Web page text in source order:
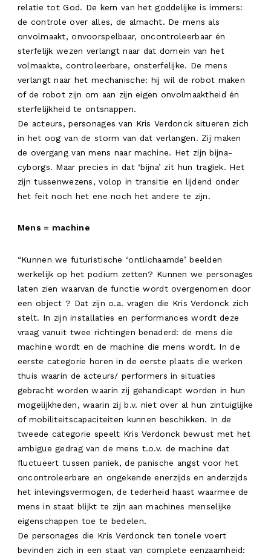
relatie tot God. De kern van het goddelijke is immers:
de controle over alles, de almacht. De mens als
onvolmaakt, onvoorspelbaar, oncontroleerbaar én
sterfelijk wezen verlangt naar dat domein van het
volmaakte, controleerbare, onsterfelijke. De mens
verlangt naar het mechanische: hij wil de robot maken
of de robot zijn om aan zijn eigen onvolmaaktheid én
sterfelijkheid te ontsnappen.
De acteurs, personages van Kris Verdonck situeren zich
in het oog van de storm van dat verlangen. Zij maken
de overgang van mens naar machine. Het zijn bijna-
cyborgs. Maar precies in dat ‘bijna’ zit hun tragiek. Het
zijn tussenwezens, volop in transitie en lijdend onder
het feit noch het ene noch het andere te zijn.
Mens = machine
“Kunnen we futuristische ‘ontlichaamde’ beelden
werkelijk op het podium zetten? Kunnen we personages
laten zien waarvan de functie wordt overgenomen door
een object ? Dat zijn o.a. vragen die Kris Verdonck zich
stelt. In zijn installaties en performances wordt deze
vraag vanuit twee richtingen benaderd: de mens die
machine wordt en de machine die mens wordt. In de
eerste categorie horen in de eerste plaats die werken
thuis waarin de acteurs/ performers in situaties
gebracht worden waarin zij gehandicapt worden in hun
mogelijkheden, waarin zij b.v. niet over al hun zintuiglijke
of mobiliteitscapaciteiten kunnen beschikken. In de
tweede categorie speelt Kris Verdonck bewust met het
ambigue gedrag van de mens t.o.v. de machine dat
fluctueert tussen paniek, de panische angst voor het
oncontroleerbare en ongekende enerzijds en anderzijds
het inlevingsvermogen, de tederheid haast waarmee de
mens in staat blijkt te zijn aan machines menselijke
eigenschappen toe te bedelen.
De personages die Kris Verdonck ten tonele voert
bevinden zich in een staat van complete eenzaamheid: